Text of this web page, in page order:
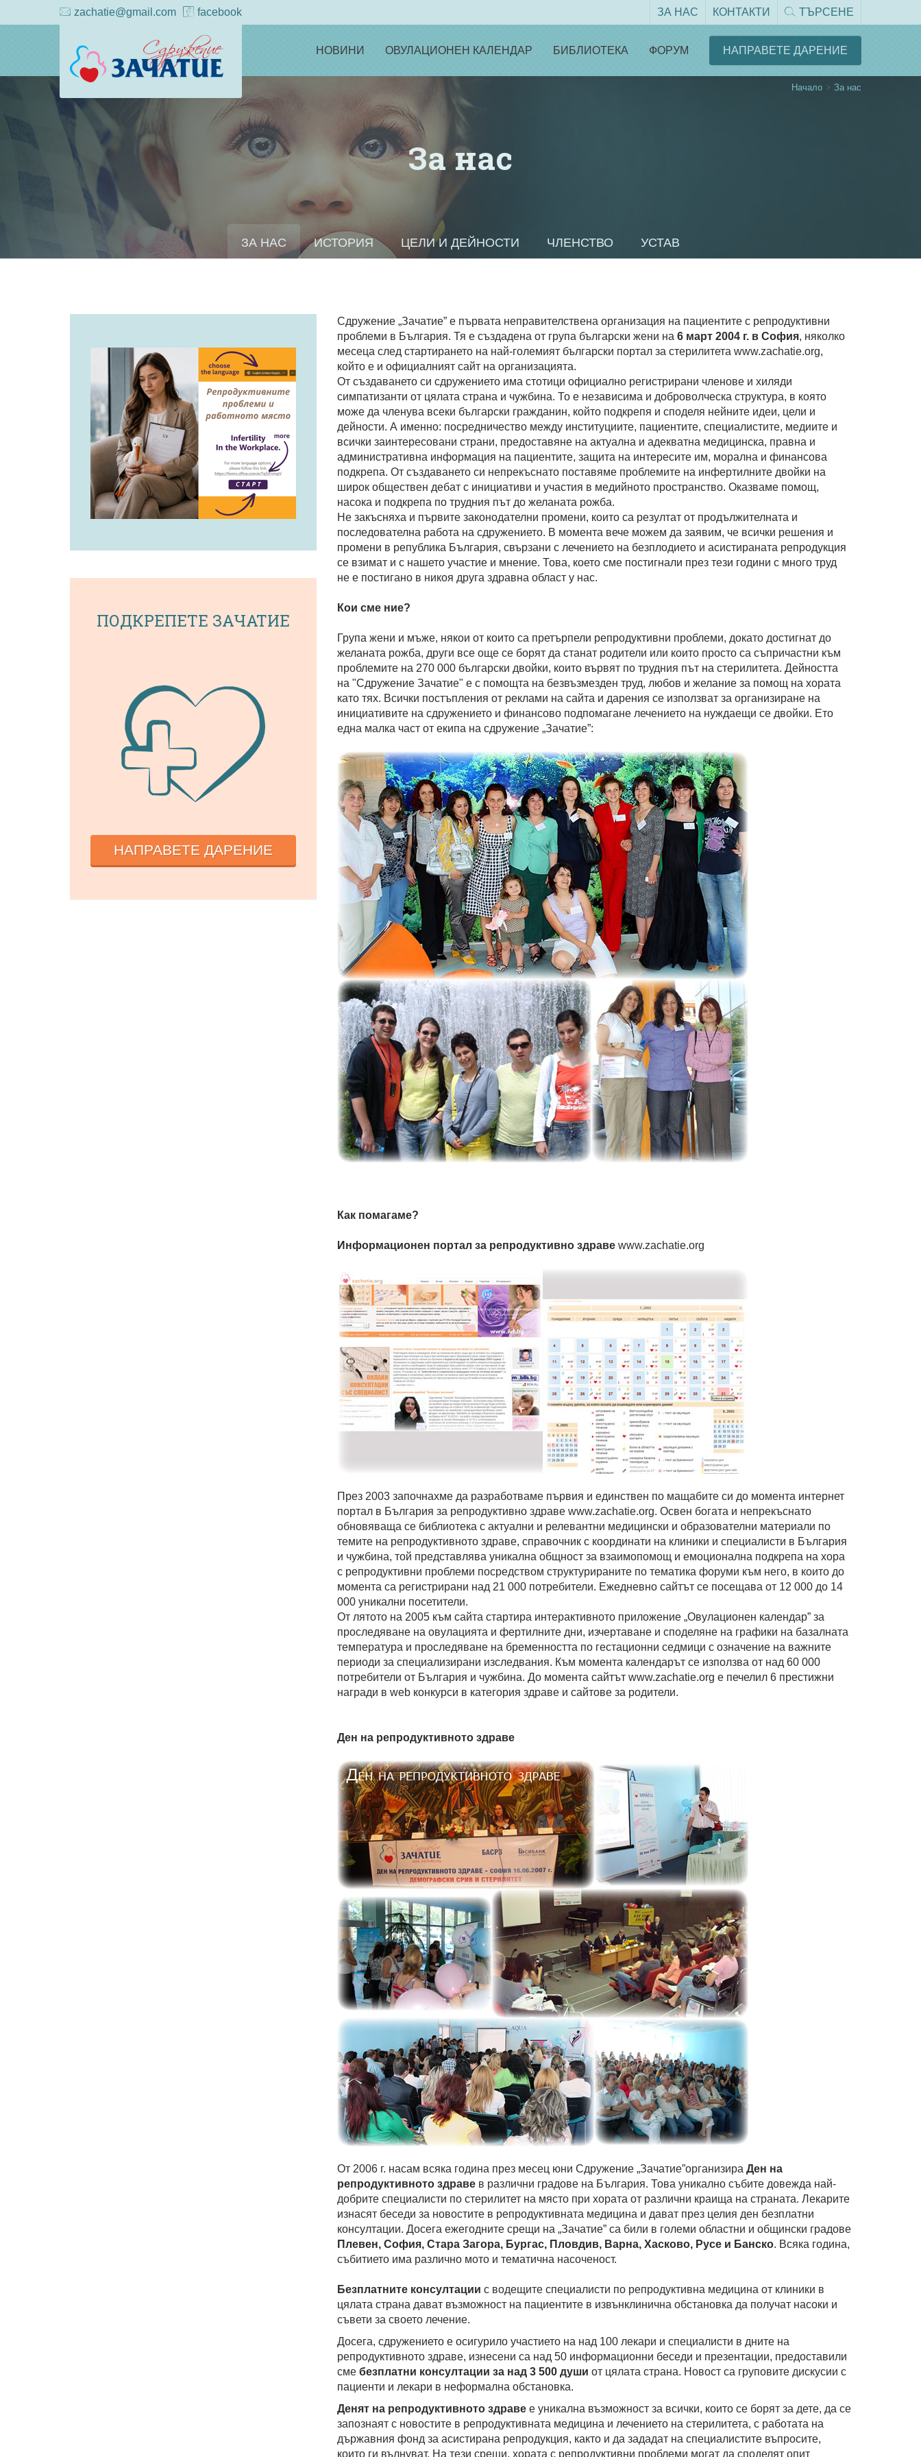
zachatie@gmail.com facebook ЗА НАС КОНТАКТИ ТЪРСЕНЕ
НОВИНИ ОВУЛАЦИОНЕН КАЛЕНДАР БИБЛИОТЕКА ФОРУМ НАПРАВЕТЕ ДАРЕНИЕ
Начало За нас
За нас
ЗА НАС ИСТОРИЯ ЦЕЛИ И ДЕЙНОСТИ ЧЛЕНСТВО УСТАВ
Сдружение „Зачатие” е първата неправителствена организация на пациентите с репродуктивни
проблеми в България. Тя е създадена от група български жени на 6 март 2004 г. в София, няколко
месеца след стартирането на най-големият български портал за стерилитета www.zachatie.org,
който е и официалният сайт на организацията.
От създаването си сдружението има стотици официално регистрирани членове и хиляди
симпатизанти от цялата страна и чужбина. То е независима и доброволческа структура, в която
може да членува всеки български гражданин, който подкрепя и споделя нейните идеи, цели и
дейности. А именно: посредничество между институциите, пациентите, специалистите, медиите и
всички заинтересовани страни, предоставяне на актуална и адекватна медицинска, правна и
административна информация на пациентите, защита на интересите им, морална и финансова
подкрепа. От създаването си непрекъснато поставяме проблемите на инфертилните двойки на
широк обществен дебат с инициативи и участия в медийното пространствo. Оказваме помощ,
насока и подкрепа по трудния път до желаната рожба.
Не закъсняха и първите законодателни промени, които са резултат от продължителната и
последователна работа на сдружението. В момента вече можем да заявим, че всички решения и
промени в република България, свързани с лечението на безплодието и асистираната репродукция
се взимат и с нашето участие и мнение. Това, което сме постигнали през тези години с много труд
не е постигано в никоя друга здравна област у нас.
Кои сме ние?
Група жени и мъже, някои от които са претърпели репродуктивни проблеми, докато достигнат до
желаната рожба, други все още се борят да станат родители или които просто са съпричастни към
проблемите на 270 000 български двойки, които вървят по трудния път на стерилитета. Дейността
на "Сдружение Зачатие" е с помощта на безвъзмезден труд, любов и желание за помощ на хората
като тях. Всички постъпления от реклами на сайта и дарения се използват за организиране на
инициативите на сдружението и финансово подпомагане лечението на нуждаещи се двойки. Ето
една малка част от екипа на сдружение „Зачатие”:
Как помагаме?
Информационен портал за репродуктивно здраве www.zachatie.org
През 2003 започнахме да разработваме първия и единствен по мащабите си до момента интернет
портал в България за репродуктивно здраве www.zachatie.org. Освен богата и непрекъснато
обновяваща се библиотека с актуални и релевантни медицински и образователни материали по
темите на репродуктивното здраве, справочник с координати на клиники и специалисти в България
и чужбина, той представлява уникална общност за взаимопомощ и емоционална подкрепа на хора
с репродуктивни проблеми посредством структурираните по тематика форуми към него, в които до
момента са регистрирани над 21 000 потребители. Ежедневно сайтът се посещава от 12 000 до 14
000 уникални посетители.
От лятото на 2005 към сайта стартира интерактивното приложение „Овулационен календар” за
проследяване на овулацията и фертилните дни, изчертаване и споделяне на графики на базалната
температура и проследяване на бременността по гестационни седмици с означение на важните
периоди за специализирани изследвания. Към момента календарът се използва от над 60 000
потребители от България и чужбина. До момента сайтът www.zachatie.org е печелил 6 престижни
награди в web конкурси в категория здраве и сайтове за родители.
Ден на репродуктивното здраве
От 2006 г. насам всяка година през месец юни Сдружение „Зачатие”организира Ден на
репродуктивното здраве в различни градове на България. Това уникално събите довежда най-
добрите специалисти по стерилитет на място при хората от различни краища на страната. Лекарите
изнасят беседи за новостите в репродуктивната медицина и дават през целия ден безплатни
консултации. Досега ежегодните срещи на „Зачатие” са били в големи областни и общински градове
Плевен, София, Стара Загора, Бургас, Пловдив, Варна, Хасково, Русе и Банско. Всяка година,
събитието има различно мото и тематична насоченост.
Безплатните консултации с водещите специалисти по репродуктивна медицина от клиники в
цялата страна дават възможност на пациентите в извънклинична обстановка да получат насоки и
съвети за своето лечение.
Досега, сдружението е осигурило участието на над 100 лекари и специалисти в дните на
репродуктивното здраве, изнесени са над 50 информационни беседи и презентации, предоставили
сме безплатни консултации за над 3 500 души от цялата страна. Новост са груповите дискусии с
пациенти и лекари в неформална обстановка.
Денят на репродуктивното здраве е уникална възможност за всички, които се борят за дете, да се
запознаят с новостите в репродуктивната медицина и лечението на стерилитета, с работата на
държавния фонд за асистирана репродукция, както и да зададат на специалистите въпросите,
които ги вълнуват. На тези срещи, хората с репродуктивни проблеми могат да споделят опит
ПОДКРЕПЕТЕ ЗАЧАТИЕ
НАПРАВЕТЕ ДАРЕНИЕ